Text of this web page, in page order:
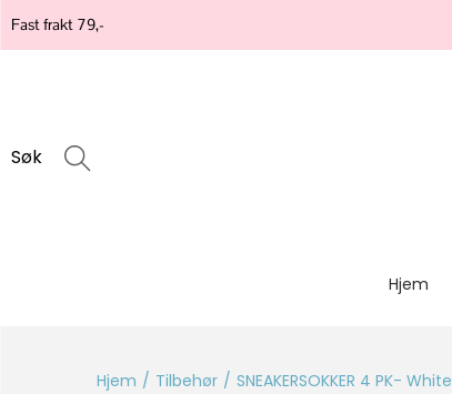
Fast frakt 79,-
Søk
Hjem
Hjem / Tilbehør / SNEAKERSOKKER 4 PK- White